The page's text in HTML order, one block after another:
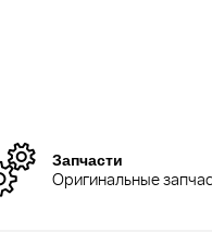
Запчасти
Оригинальные